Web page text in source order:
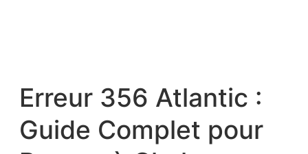
Erreur 356 Atlantic :
Guide Complet pour